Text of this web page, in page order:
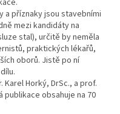
a příznaky jsou stavebními
mezi kandidáty na
stal), určitě by neměla
praktických lékařů,
oborů. Jistě po ní
Horký, DrSc., a prof.
publikace obsahuje na 70